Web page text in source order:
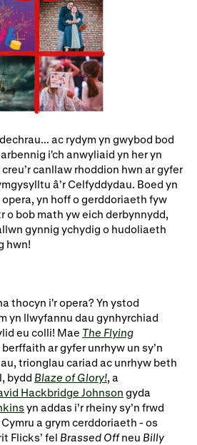
Perfformiad Hygyrch
Digwyddiadau a Phrofiadau
Partneriaid Corfforaethol
Cefnogwyr WNO
ac rydym yn gwybod bod
i'ch anwyliaid yn her yn
canllaw rhoddion hwn ar gyfer
â’r Celfyddydau. Boed yn
opera, yn hoff o gerddoriaeth fyw
o bob math yw eich derbynnydd,
gynnig ychydig o hudoliaeth
hwn!
thocyn i'r opera? Yn ystod
yn llwyfannu dau gynhyrchiad
eu colli! Mae The Flying
ar gyfer unrhyw un sy’n
trionglau cariad ac unrhyw beth
bydd Blaze of Glory!, a
Hackbridge Johnson gyda
yn addas i’r rheiny sy’n frwd
a grym cerddoriaeth - os
Flicks’ fel Brassed Offneu Billy